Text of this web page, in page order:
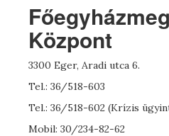
Központ
3300 Eger, Aradi utca 6.
Tel.: 36/518-603
Tel.: 36/518-602 (Krízis
Mobil: 30/234-82-62